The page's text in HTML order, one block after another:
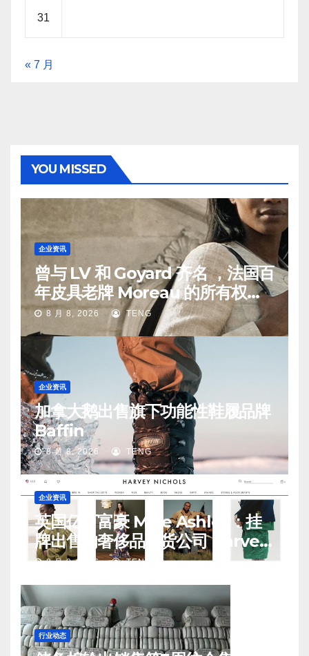
31
« 7 月
YOU MISSED
企业资讯
曾与 LV 和 Goyard 齐名 ，法国百
年皮具老牌 Moreau 的所有权易
手8 月 8, 2026 TENG
企业资讯
加拿大鹅出售旗下功能性鞋履品牌
Baffin
8 月 8, 2026 TENG
企业资讯
英国亿万富豪 Mike Ashley：挂
牌出售的奢侈品百货公司 Harvey
Nichols 正陷入“死亡螺旋”
8 月 8, 2026 TENG
行业动态